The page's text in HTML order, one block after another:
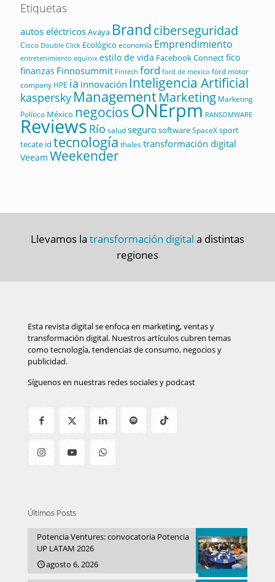
Etiquetas
autos eléctricosAvaya Brandciberseguridad
Cisco Double Click Ecológico economía Emprendimiento
entretenimiento equinix estilo de vida Facebook Connectfico
finanzas Finnosummit Fintech ford ford de mexico ford motor
company HPE ia innovación Inteligencia Artificial
kaspersky ManagementMarketing Marketing
Político México negociosONErpm RANSOMWARE
Reviews Río saludsegurosoftwareSpaceXsport
tecate id tecnología thalestransformación digital
Veeam Weekender
Llevamos la transformación digital a distintas
regiones
Esta revista digital se enfoca en marketing, ventas y
transformación digital. Nuestros artículos cubren temas
como tecnología, tendencias de consumo, negocios y
publicidad.
Síguenos en nuestras redes sociales y podcast
Últimos Posts
Potencia Ventures: convocatoria Potencia
UP LATAM 2026
agosto 6, 2026